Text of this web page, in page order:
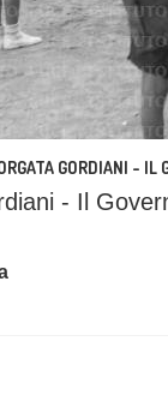
GORDIANI - IL
- Il